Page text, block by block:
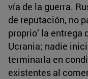
vía de la guerra.
de reputación, no
proprio’ la
Ucrania; nadie
terminarla en
existentes al